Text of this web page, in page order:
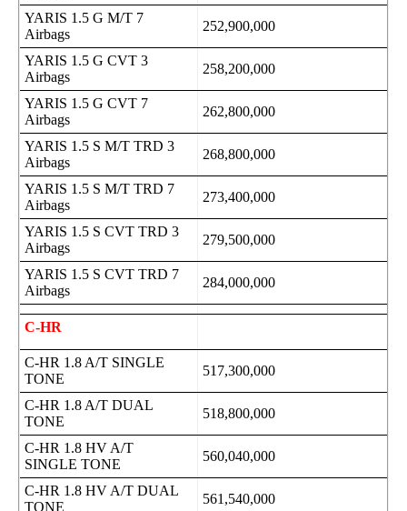
YARIS 1.5 G M/T 7
Airbags
252,900,000
YARIS 1.5 G CVT 3
Airbags
258,200,000
YARIS 1.5 G CVT 7
Airbags
262,800,000
YARIS 1.5 S M/T TRD 3
Airbags
268,800,000
YARIS 1.5 S M/T TRD 7
Airbags
273,400,000
YARIS 1.5 S CVT TRD 3
Airbags
279,500,000
YARIS 1.5 S CVT TRD 7
Airbags
284,000,000
C-HR
C-HR 1.8 A/T SINGLE
TONE
517,300,000
C-HR 1.8 A/T DUAL
TONE
518,800,000
C-HR 1.8 HV A/T
SINGLE TONE
560,040,000
C-HR 1.8 HV A/T DUAL
TONE
561,540,000